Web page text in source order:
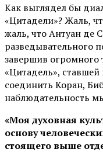
Как выглядел бы
«Цитадели»? Жаль,
жаль, что Антуан де
разведывательного
завершив
«Цитадель»,
соединить Коран,
наблюдательность
«Моя духовная
основу
стоящего выше